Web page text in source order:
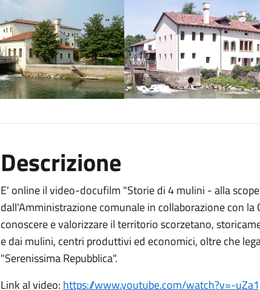
Descrizione
E' online il video-docufilm "Storie di 4 mulini - alla
dall'Amministrazione comunale in collaborazione con
conoscere e valorizzare il territorio scorzetano,
e dai mulini, centri produttivi ed economici, oltre che
"Serenissima Repubblica".
Link al video: https://www.youtube.com/watch?v=-